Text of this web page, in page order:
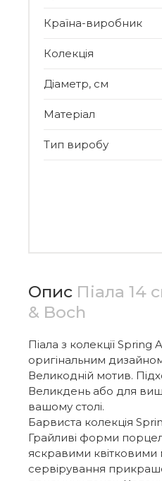
Країна-виробник
Колекція
Діаметр, см
Матеріал
Тип виробу
Опис Піала 14
& Boch
Піала з колекції
оригінальним
Великодній мотив.
Великдень або для
вашому столі.
Барвиста колекція
Грайливі форми
яскравими квітковими
сервірування